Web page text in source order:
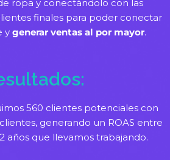
ropa y conectándolo con las
finales para poder conectar
y generar ventas al por mayor.
560 clientes potenciales con
generando un ROAS entre
años que llevamos trabajando.